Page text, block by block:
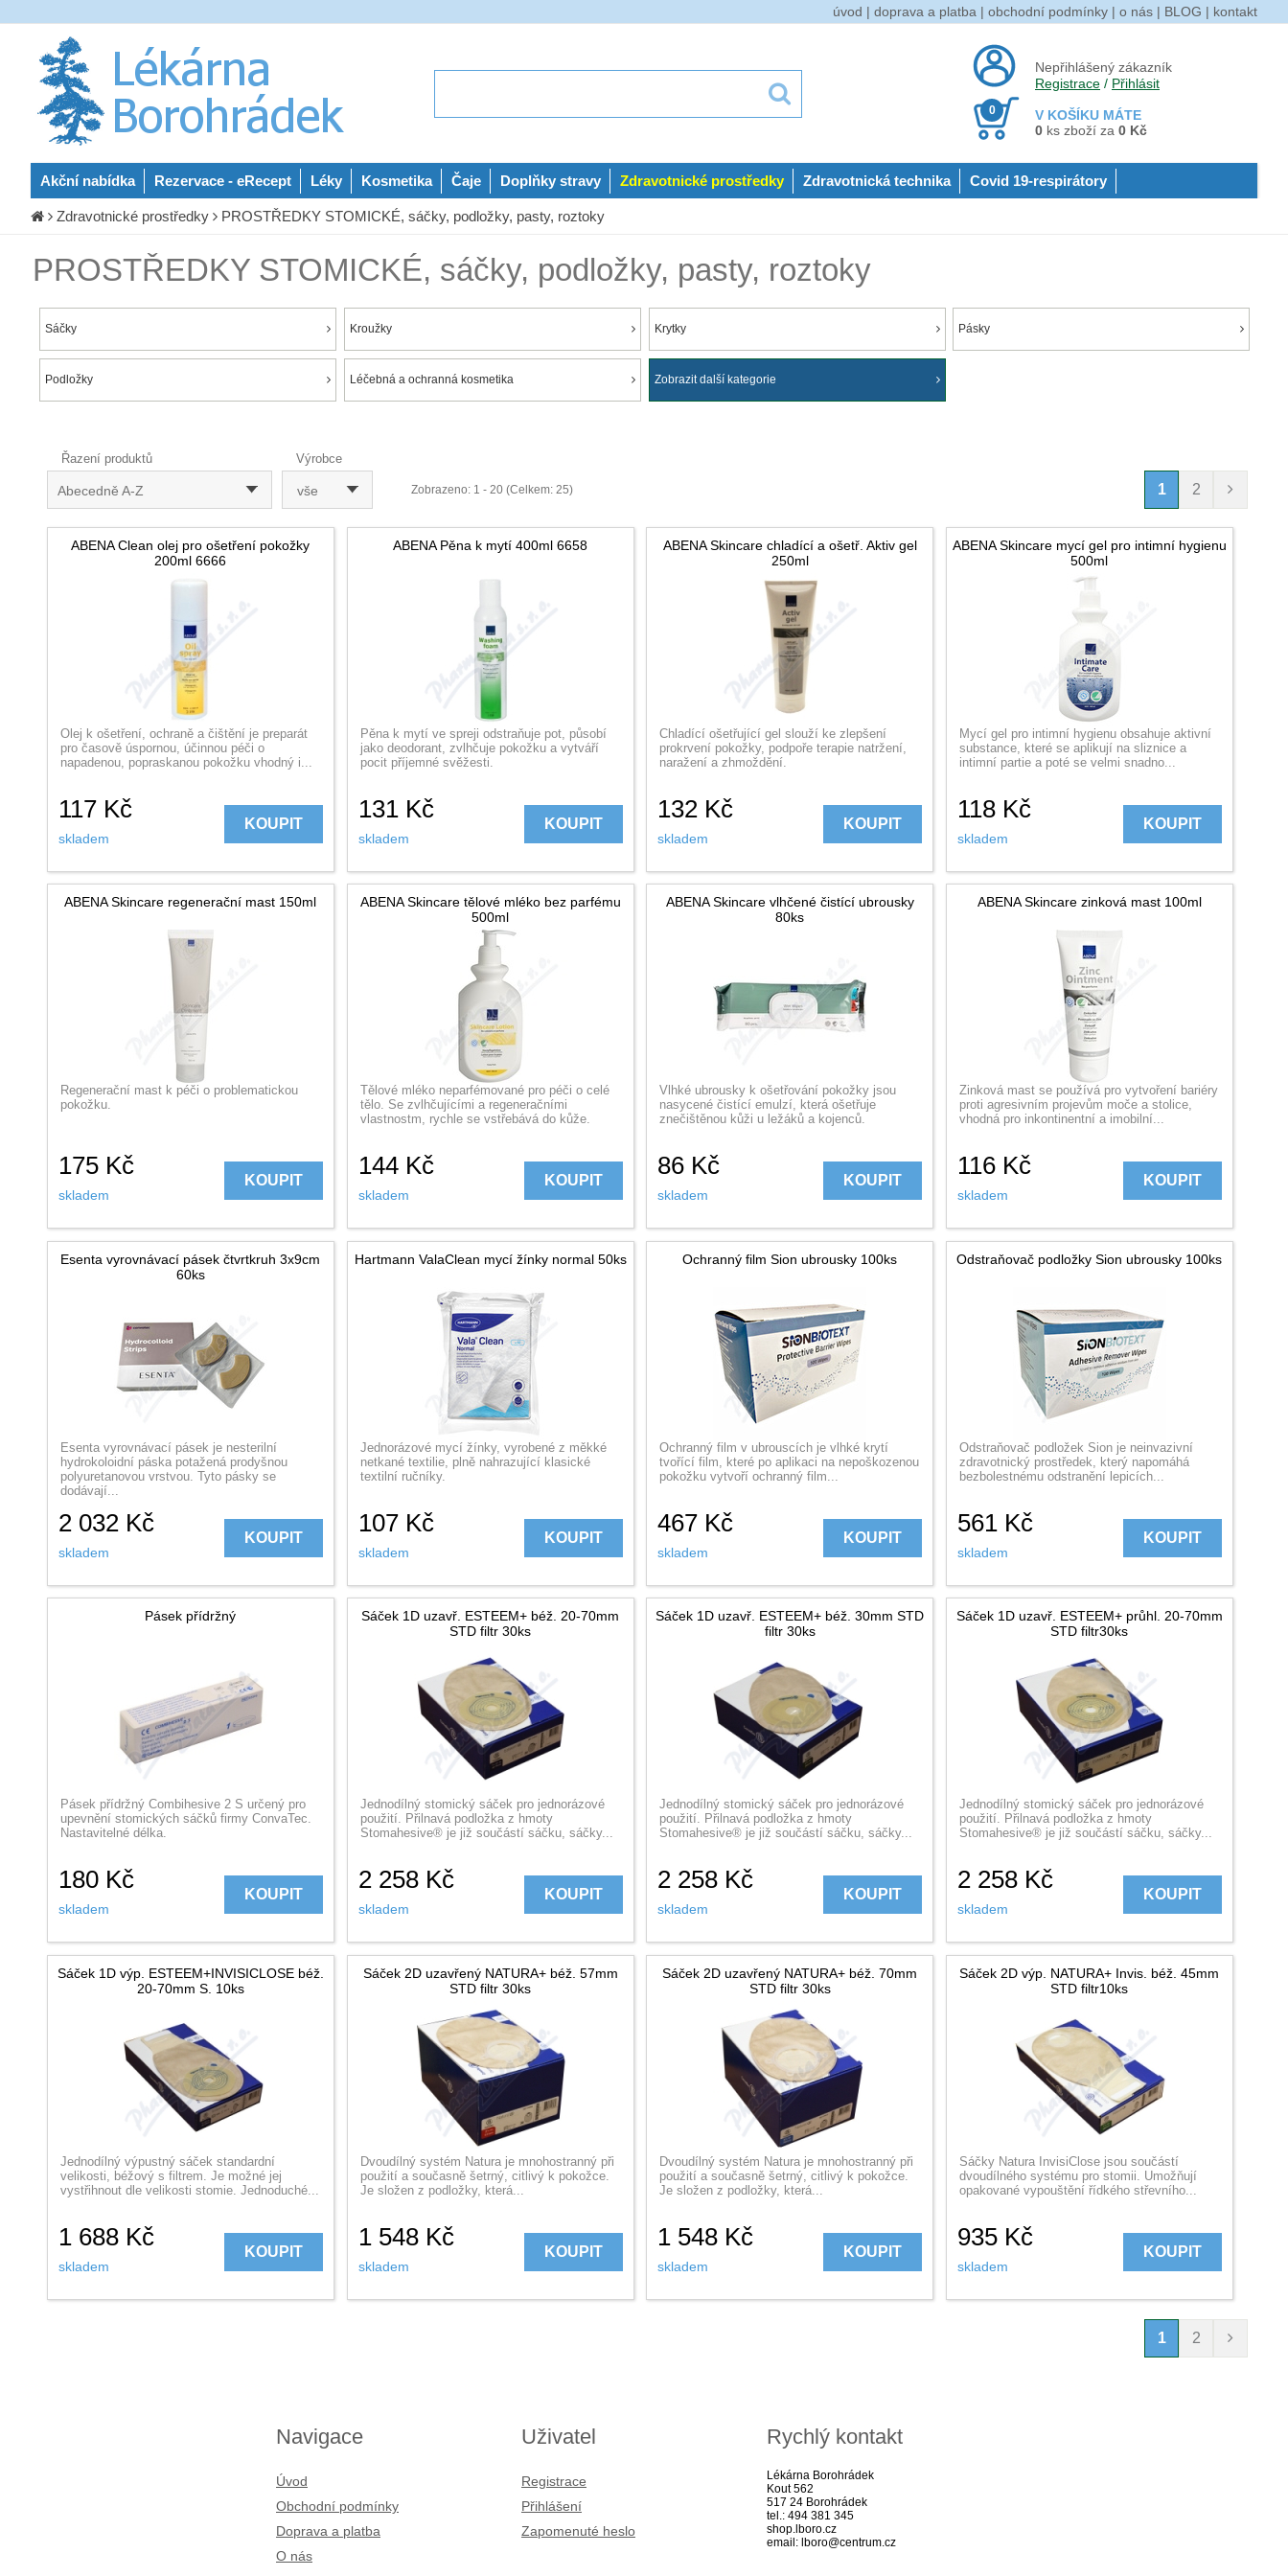
úvod | doprava a platba | obchodní podmínky | o nás | BLOG | kontakt
Nepřihlášený zákazník
Registrace / Přihlásit
V KOŠÍKU MÁTE
0
0 ks zboží za 0 Kč
Akční nabídka Rezervace - eRecept Léky Kosmetika Čaje Doplňky stravy Zdravotnické prostředky Zdravotnická technika Covid 19-respirátory
Zdravotnické prostředky PROSTŘEDKY STOMICKÉ, sáčky, podložky, pasty, roztoky
PROSTŘEDKY STOMICKÉ, sáčky, podložky, pasty, roztoky
Sáčky Kroužky Krytky Pásky
Podložky Léčebná a ochranná kosmetika Zobrazit další kategorie
Řazení produktů
Abecedně A-Z
Výrobce
vše Zobrazeno: 1 - 20 (Celkem: 25) 1 2
ABENA Clean olej pro ošetření pokožky
200ml 6666
Olej k ošetření, ochraně a čištění je preparát
pro časově úspornou, účinnou péči o
napadenou, popraskanou pokožku vhodný i...
117 Kč
skladem
KOUPIT
ABENA Pěna k mytí 400ml 6658
Pěna k mytí ve spreji odstraňuje pot, působí
jako deodorant, zvlhčuje pokožku a vytváří
pocit příjemné svěžesti.
131Kč
skladem
KOUPIT
ABENA Skincare chladící a ošetř. Aktiv gel
250ml
Chladící ošetřující gel slouží ke zlepšení
prokrvení pokožky, podpoře terapie natržení,
naražení a zhmoždění.
132 Kč
skladem
KOUPIT
ABENA Skincare mycí gel pro intimní hygienu
500ml
Mycí gel pro intimní hygienu obsahuje aktivní
substance, které se aplikují na sliznice a
intimní partie a poté se velmi snadno...
118Kč
skladem
KOUPIT
ABENA Skincare regenerační mast 150ml
Regenerační mast k péči o problematickou
pokožku.
175 Kč
skladem
KOUPIT
ABENA Skincare tělové mléko bez parfému
500ml
Tělové mléko neparfémované pro péči o celé
tělo. Se zvlhčujícími a regeneračními
vlastnostm, rychle se vstřebává do kůže.
144Kč
skladem
KOUPIT
ABENA Skincare vlhčené čistící ubrousky
80ks
Vlhké ubrousky k ošetřování pokožky jsou
nasycené čistící emulzí, která ošetřuje
znečištěnou kůži u ležáků a kojenců.
86 Kč
skladem
KOUPIT
ABENA Skincare zinková mast 100ml
Zinková mast se používá pro vytvoření bariéry
proti agresivním projevům moče a stolice,
vhodná pro inkontinentní a imobilní...
116Kč
skladem
KOUPIT
Esenta vyrovnávací pásek čtvrtkruh 3x9cm
60ks
Esenta vyrovnávací pásek je nesterilní
hydrokoloidní páska potažená prodyšnou
polyuretanovou vrstvou. Tyto pásky se
dodávají...
2 032 Kč
skladem
KOUPIT
Hartmann ValaClean mycí žínky normal 50ks
Jednorázové mycí žínky, vyrobené z měkké
netkané textilie, plně nahrazující klasické
textilní ručníky.
107Kč
skladem
KOUPIT
Ochranný film Sion ubrousky 100ks
Ochranný film v ubrouscích je vlhké krytí
tvořící film, které po aplikaci na nepoškozenou
pokožku vytvoří ochranný film...
467 Kč
skladem
KOUPIT
Odstraňovač podložky Sion ubrousky 100ks
Odstraňovač podložek Sion je neinvazivní
zdravotnický prostředek, který napomáhá
bezbolestnému odstranění lepicích...
561Kč
skladem
KOUPIT
Pásek přídržný
Pásek přídržný Combihesive 2 S určený pro
upevnění stomických sáčků firmy ConvaTec.
Nastavitelné délka.
180 Kč
skladem
KOUPIT
Sáček 1D uzavř. ESTEEM+ béž. 20-70mm
STD filtr 30ks
Jednodílný stomický sáček pro jednorázové
použití. Přilnavá podložka z hmoty
Stomahesive® je již součástí sáčku, sáčky...
2 258Kč
skladem
KOUPIT
Sáček 1D uzavř. ESTEEM+ béž. 30mm STD
filtr 30ks
Jednodílný stomický sáček pro jednorázové
použití. Přilnavá podložka z hmoty
Stomahesive® je již součástí sáčku, sáčky...
2 258 Kč
skladem
KOUPIT
Sáček 1D uzavř. ESTEEM+ průhl. 20-70mm
STD filtr30ks
Jednodílný stomický sáček pro jednorázové
použití. Přilnavá podložka z hmoty
Stomahesive® je již součástí sáčku, sáčky...
2 258Kč
skladem
KOUPIT
Sáček 1D výp. ESTEEM+INVISICLOSE béž.
20-70mm S. 10ks
Jednodílný výpustný sáček standardní
velikosti, béžový s filtrem. Je možné jej
vystřihnout dle velikosti stomie. Jednoduché...
1 688 Kč
skladem
KOUPIT
Sáček 2D uzavřený NATURA+ béž. 57mm
STD filtr 30ks
Dvoudílný systém Natura je mnohostranný při
použití a současně šetrný, citlivý k pokožce.
Je složen z podložky, která...
1 548Kč
skladem
KOUPIT
Sáček 2D uzavřený NATURA+ béž. 70mm
STD filtr 30ks
Dvoudílný systém Natura je mnohostranný při
použití a současně šetrný, citlivý k pokožce.
Je složen z podložky, která...
1 548 Kč
skladem
KOUPIT
Sáček 2D výp. NATURA+ Invis. béž. 45mm
STD filtr10ks
Sáčky Natura InvisiClose jsou součástí
dvoudílného systému pro stomii. Umožňují
opakované vypouštění řídkého střevního...
935Kč
skladem
KOUPIT
1 2
Navigace
Úvod
Obchodní podmínky
Doprava a platba
O nás
Uživatel
Registrace
Přihlášení
Zapomenuté heslo
Rychlý kontakt
Lékárna Borohrádek
Kout 562
517 24 Borohrádek
tel.: 494 381 345
shop.lboro.cz
email: lboro@centrum.cz